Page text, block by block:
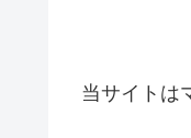
当サイトは